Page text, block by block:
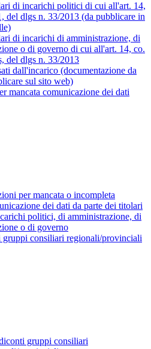
di incarichi politici di cui all'art. 14,
del dlgs n. 33/2013 (da pubblicare in
di incarichi di amministrazione, di
o di governo di cui all'art. 14, co.
del dlgs n. 33/2013
dall'incarico (documentazione da
sul sito web)
mancata comunicazione dei dati
per mancata o incompleta
dei dati da parte dei titolari
politici, di amministrazione, di
o di governo
gruppi consiliari regionali/provinciali
gruppi consiliari